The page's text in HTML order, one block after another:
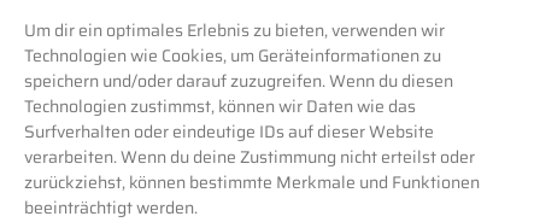
Um dir ein optimales Erlebnis zu bieten, verwenden wir
Technologien wie Cookies, um Geräteinformationen zu
speichern und/oder darauf zuzugreifen. Wenn du diesen
Technologien zustimmst, können wir Daten wie das
Surfverhalten oder eindeutige IDs auf dieser Website
verarbeiten. Wenn du deine Zustimmung nicht erteilst oder
zurückziehst, können bestimmte Merkmale und Funktionen
beeinträchtigt werden.
Immobilienwirtschaft ein. Hierbei wird nicht nur
auf den momentan aktuellen Bedarf geschaut,
sondern ein zukunftsfähiger Ausbau der
Ladeinfrastruktur berücksichtigt. Egal, ob die
Mieter oder Wohnungseigentümer ihren eigenen
Stromtarif nutzen sollen, eine Abrechnung über die